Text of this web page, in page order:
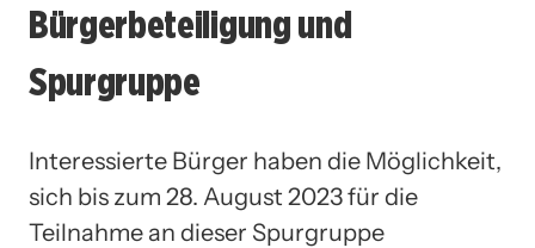
Bürgerbeteiligung und
Spurgruppe
Interessierte Bürger haben die Möglichkeit,
sich bis zum 28. August 2023 für die
Teilnahme an dieser Spurgruppe